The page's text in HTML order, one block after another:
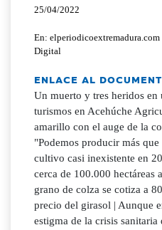
25/04/2022
En: elperiodicoextremadura.com
Digital
ENLACE AL
Un muerto y tres heridos en
turismos en Acehúche
amarillo con el auge de la
"Podemos producir más
cultivo casi inexistente en
cerca de 100.000 hectáreas
grano de colza se cotiza a
precio del girasol | Aunque
estigma de la crisis